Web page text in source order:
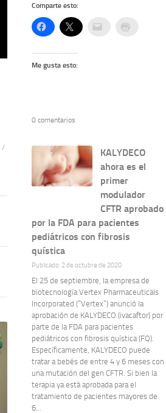
/
Comparte esto:
Me gusta esto:
0 comentarios
KALYDECO
ahora es el
primer
modulador
CFTR aprobado
por la FDA para pacientes
pediátricos con fibrosis
quística
Publicado: 2 de octubre de 2020
El 25 de septiembre, la empresa de
biotecnología Vertex Pharmaceuticals
Incorporated (“Vertex”) anunció la
aprobación de KALYDECO (ivacaftor) por
parte de la FDA para pacientes
pediátricos con fibrosis quística (FQ).
Específicamente, KALYDECO puede
tratar a bebés de entre 4 y 6 meses con
una mutación del gen CFTR. Si bien la
terapia ya está aprobada para el
tratamiento de pacientes mayores de
6...